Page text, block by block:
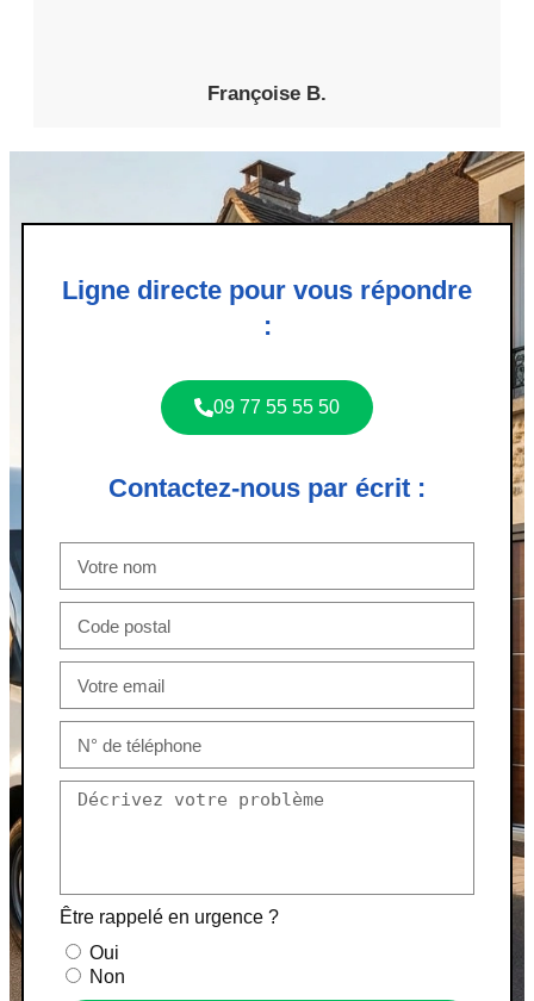
Françoise B.
Ligne directe pour vous répondre
:
09 77 55 55 50
Contactez-nous par écrit :
Être rappelé en urgence ?
Oui
Non